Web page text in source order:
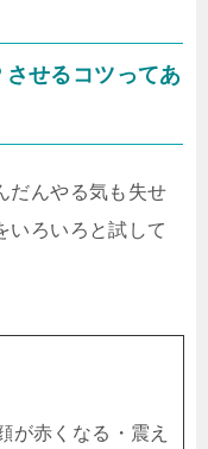
せるコツってあ
だんやる気も失せ
いろいろと試して
が赤くなる・震え